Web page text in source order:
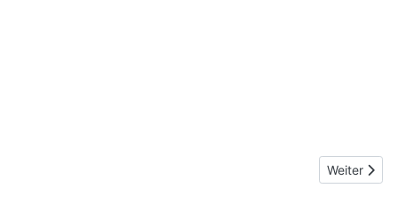
Nächster
Weiter